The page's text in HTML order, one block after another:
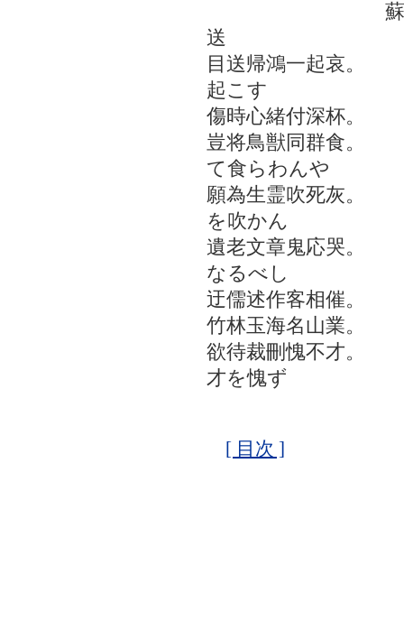
蘇戡和詩由
送
目送帰鴻一起哀
起こす
傷時心緒付深杯。
豈将鳥獣同群食。
て食らわんや
願為生霊吹死灰。
を吹かん
遺老文章鬼応哭。
なるべし
迂儒述作客相催
竹林玉海名山業
欲待裁刪愧不才。
才を愧ず
[ 目次 ]